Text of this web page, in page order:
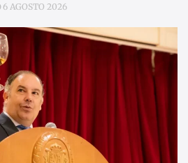
6 AGOSTO 2026